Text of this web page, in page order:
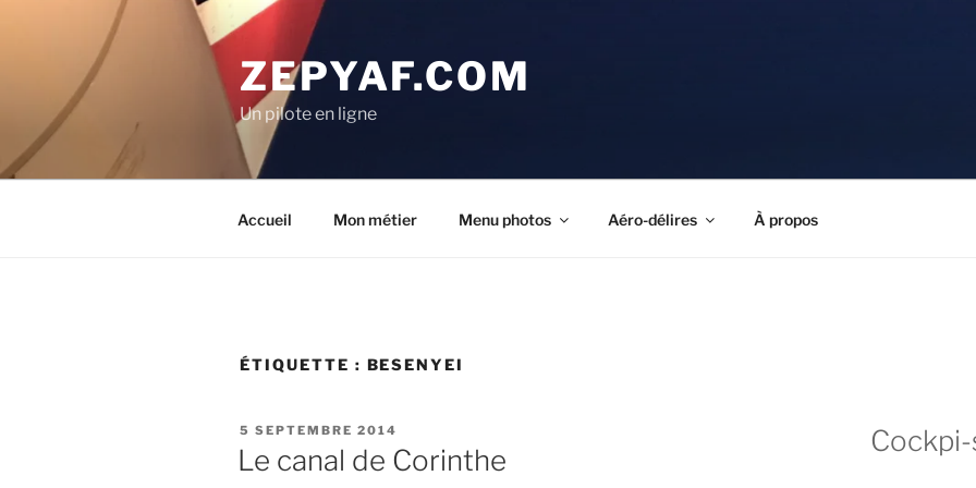
ZEPYAF.COM
Un pilote en ligne
Accueil Mon métier Menu photos Aéro-délires À propos
ÉTIQUETTE : BESENYEI
PUBLIÉ
LE
5 SEPTEMBRE 2014
Le canal de Corinthe